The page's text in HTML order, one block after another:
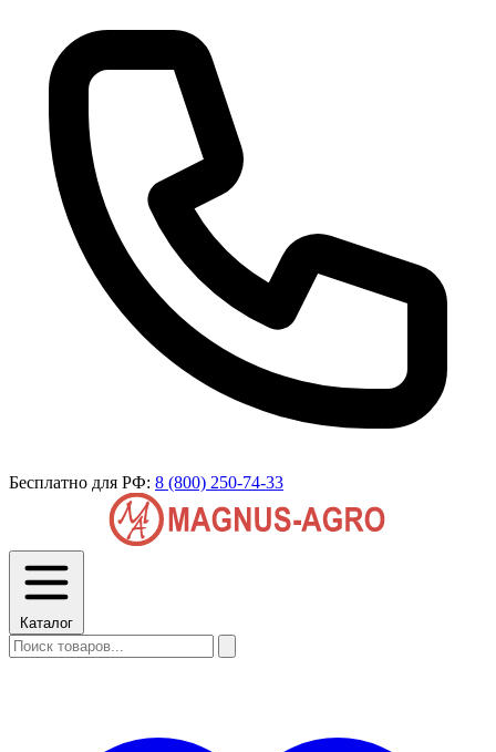
Бесплатно для РФ: 8 (800) 250-74-33
Каталог